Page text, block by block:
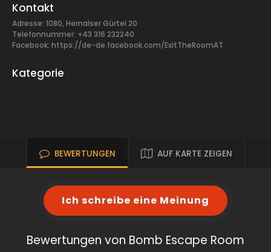
Kontakt
Adresse: 1080, Hernalser Gürtel 20
Telefonnummer: +43 316 232240
Facebook: https://de-de.facebook.com/ExitTheRoomAT
Kategorie
BEWERTUNGEN AUF KARTE ZEIGEN
Ich schreibe eine Meinung
Bewertungen von Bomb Escape Room